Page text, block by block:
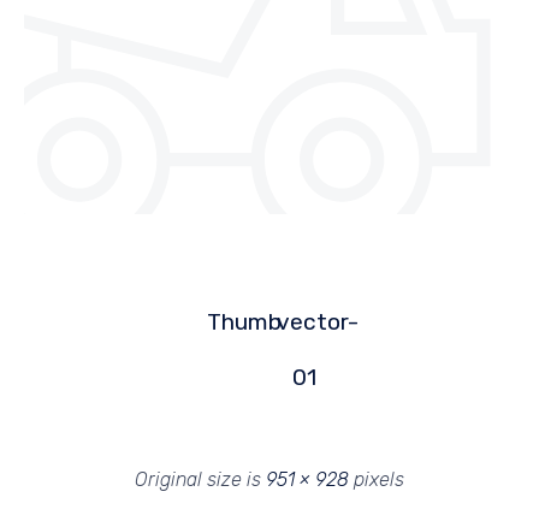
Thumbvector-
01
Original size is 951 × 928 pixels